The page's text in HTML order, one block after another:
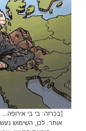
[בכרזה: בי בי אירופה…